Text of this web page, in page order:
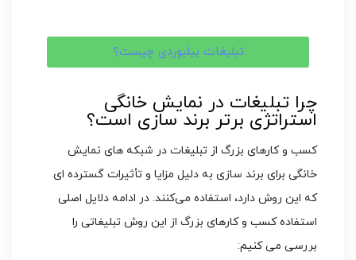
تبلیغات بیلبوردی چیست؟
چرا تبلیغات در نمایش خانگی
استراتژی برتر برند سازی است؟
کسب‌ و کارهای بزرگ از تبلیغات در شبکه ‌های نمایش
خانگی برای برند سازی به دلیل مزایا و تأثیرات گسترده ‌ای
که این روش دارد، استفاده می‌کنند. در ادامه دلایل اصلی
استفاده کسب ‌و کارهای بزرگ از این روش تبلیغاتی را
بررسی می‌ کنیم: